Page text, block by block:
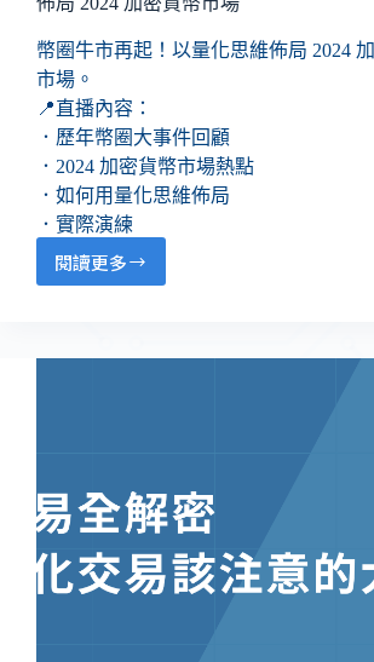
幣圈牛市再起！以量化思維佈局 2024
市場。
📍直播內容：
．歷年幣圈大事件回顧
．2024 加密貨幣市場熱點
．如何用量化思維佈局
．實際演練
閱讀更多